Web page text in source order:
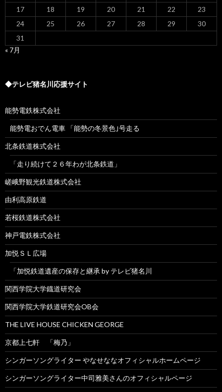
17
18 19 20 21 22
23
24
25 26 27 28 29
30
31
« 7月
◆テレビ猪名川応援サイト
能勢電鉄株式会社
能勢電おでん電車 「能勢の冬景色｣号走る
北条鉄道株式会社
「走り続けて２６年わが北条鉄道」
嵯峨野観光鉄道株式会社
由利高原鉄道
若桜鉄道株式会社
神戸電鉄株式会社
加悦ＳＬ広場
「加悦鉄道遺産の保存と継承 by テレビ猪名川
関西学院大学鐡道研究会
関西学院大学鉄道研究会OB会
THE LIVE HOUSE CHICKEN GEORGE
京都上七軒 「梅乃」
シンガーソングライター やなせななオフィシャルホームページ
シンガーソングライター中司雅美さんのオフィシャルページ